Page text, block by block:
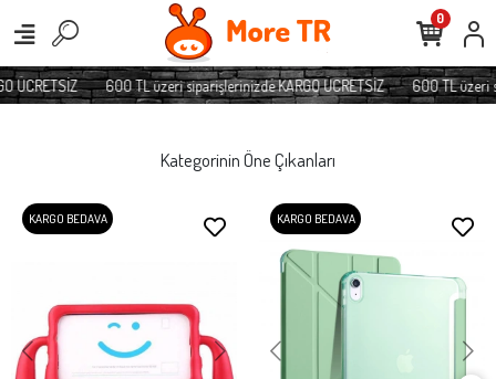
600 TL üzeri siparişlerinizde KARGO ÜCRETSİZ 600 TL üzeri
0
Kategorinin Öne Çıkanları
KARGO BEDAVA KARGO BEDAVA